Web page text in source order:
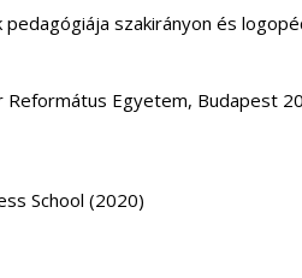
szakirányon és
Református Egyetem, Budapest
School (2020)